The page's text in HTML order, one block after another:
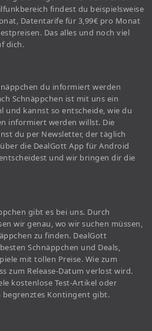
findest du beispielsweise
Datentarife für 3,99€ pro Monat
Das alles und noch viel
dich.
du informiert werden
Schnäppchen ist mit uns ein
und kannst so entscheide, wie du
informiert werden willst. Die
du per Newsletter, der täglich
die DealGott App für Android
und wir bringen dir die
gibt es bei uns. Durch
wir genau, wo wir suchen müssen,
zu finden. DealGott
Schnäppchen und Deals,
mit tollen Preise. Wie zum
zum Release-Datum verlost wird.
kostenlose Test-Artikel oder
begrenztes Kontingent gibt.